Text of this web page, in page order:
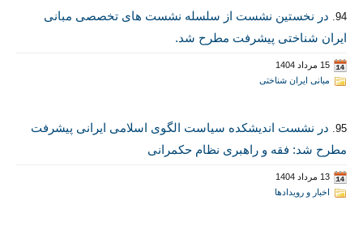
94.
در نخستین نشست از سلسله نشست های تخصصی مبانی
ایران شناختی پیشرفت مطرح شد.
15 مرداد 1404
مبانی ایران شناختی
95.
در نشست اندیشکده سیاست الگوی اسلامی ایرانی پیشرفت
مطرح شد: فقه و راهبری نظام حکمرانی
13 مرداد 1404
اخبار و رویدادها